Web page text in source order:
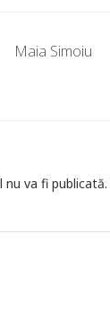
Maia Simoiu
nu va fi publicată.